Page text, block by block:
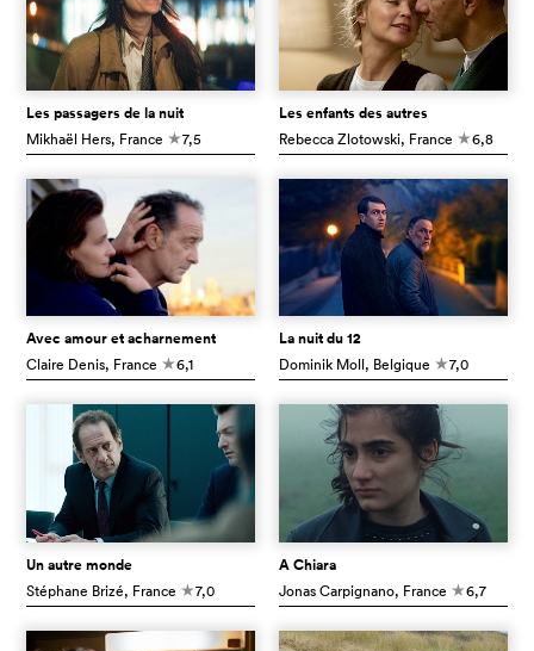
Les passagers de la nuit
Mikhaël Hers, France c7,5
Les enfants des autres
Rebecca Zlotowski, France c6,8
Avec amour et acharnement
Claire Denis, France c6,1
La nuit du 12
Dominik Moll, Belgique c7,0
Un autre monde
Stéphane Brizé, France c7,0
A Chiara
Jonas Carpignano, France c6,7